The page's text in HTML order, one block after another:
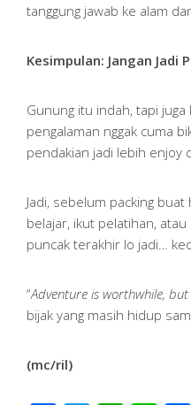
tanggung jawab ke alam
Kesimpulan: Jangan Jadi
Gunung itu indah, tapi
pengalaman nggak cuma
pendakian jadi lebih enjoy
Jadi, sebelum packing
belajar, ikut pelatihan,
puncak terakhir lo jadi…
“Adventure is worthwhile,
bijak yang masih hidup
(mc/ril)